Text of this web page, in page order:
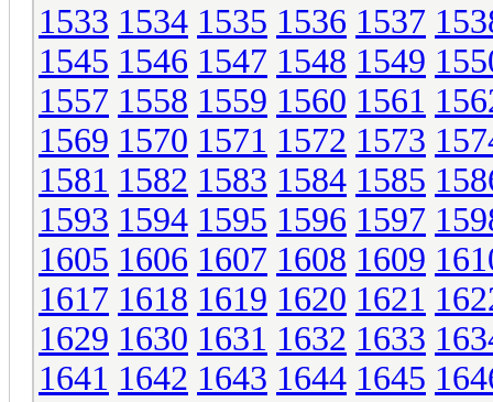
1533 1534 1535 1536 1537
1545 1546 1547 1548 1549
1557 1558 1559 1560 1561
1569 1570 1571 1572 1573
1581 1582 1583 1584 1585
1593 1594 1595 1596 1597
1605 1606 1607 1608 1609
1617 1618 1619 1620 1621
1629 1630 1631 1632 1633
1641 1642 1643 1644 1645